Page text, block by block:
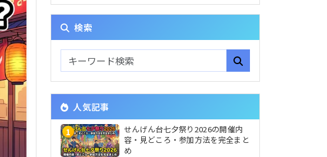
検索
人気記事
1
せんげん台七夕祭り2026の開催内
容・見どころ・参加方法を完全まと
め